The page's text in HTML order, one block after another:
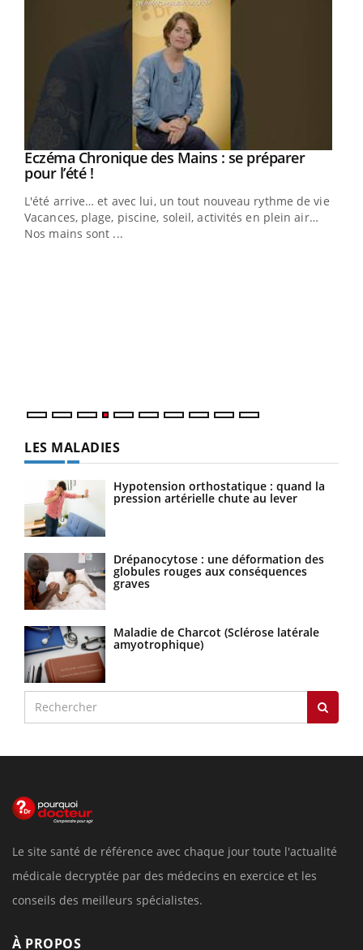
Youtube
Eczéma Chronique des Mains : se préparer
pour l’été !Youtube
L'été arrive… et avec lui, un tout nouveau rythme de vie !
Vacances, plage, piscine, soleil, activités en plein air…
Nos mains sont ...
LES MALADIES
Hypotension orthostatique : quand la
pression artérielle chute au lever
Drépanocytose : une déformation des
globules rouges aux conséquences
graves
Maladie de Charcot (Sclérose latérale
amyotrophique)
Le site santé de référence avec chaque jour toute l'actualité
médicale decryptée par des médecins en exercice et les
conseils des meilleurs spécialistes.
À PROPOS